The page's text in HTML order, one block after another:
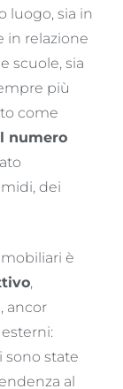
luogo, sia in
in relazione
scuole, sia
più
come
numero
dei
è
,
ancor
state
al